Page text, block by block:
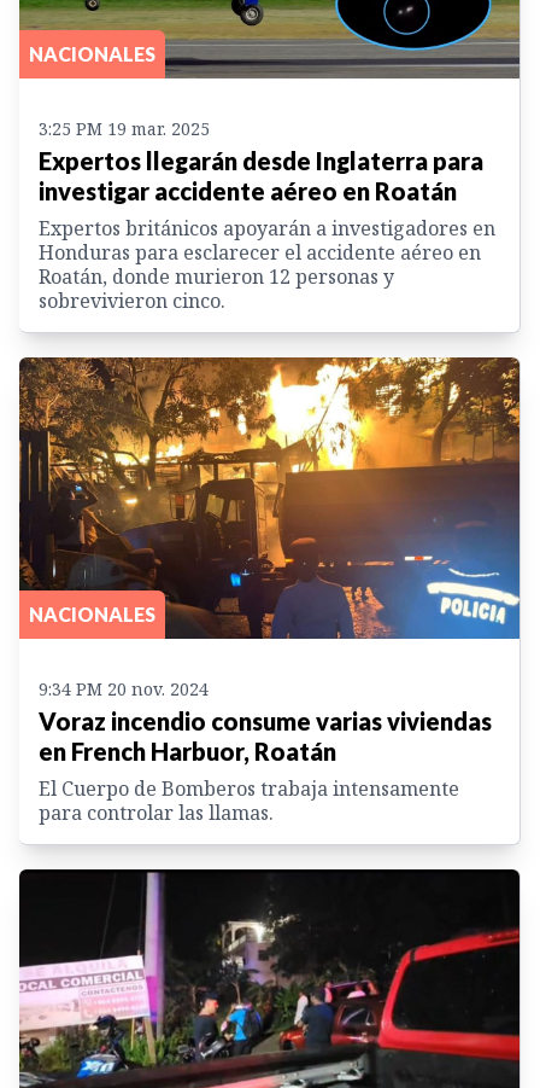
NACIONALES
3:25 PM 19 mar. 2025
Expertos llegarán desde Inglaterra para
investigar accidente aéreo en Roatán
Expertos británicos apoyarán a investigadores en
Honduras para esclarecer el accidente aéreo en
Roatán, donde murieron 12 personas y
sobrevivieron cinco.
NACIONALES
9:34 PM 20 nov. 2024
Voraz incendio consume varias viviendas
en French Harbuor, Roatán
El Cuerpo de Bomberos trabaja intensamente
para controlar las llamas.